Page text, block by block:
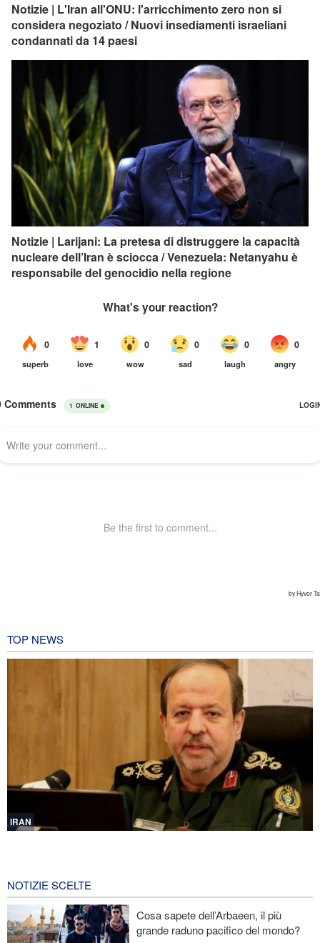
Notizie | L'Iran all'ONU: l'arricchimento zero non si
considera negoziato / Nuovi insediamenti israeliani
condannati da 14 paesi
Notizie | Larijani: La pretesa di distruggere la capacità
nucleare dell’Iran è sciocca / Venezuela: Netanyahu è
responsabile del genocidio nella regione
TOP NEWS
IRAN
Gharibabadi: L'intesa tra Iran e Oman non significa la completa
riapertura dello Stretto di Hormuz
NOTIZIE SCELTE
Cosa sapete dell’Arbaeen, il più
grande raduno pacifico del mondo?